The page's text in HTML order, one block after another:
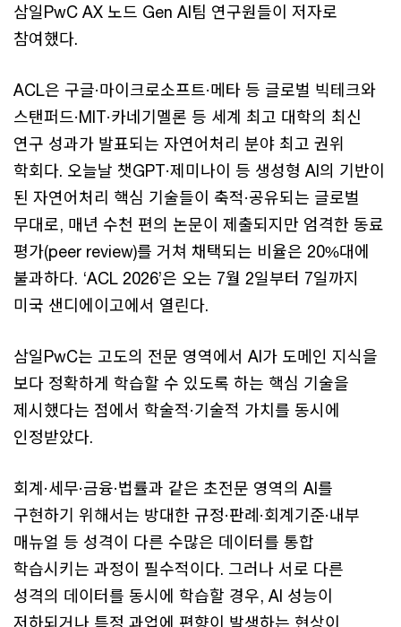
삼일PwC AX 노드 Gen AI팀 연구원들이 저자로
참여했다.
ACL은 구글·마이크로소프트·메타 등 글로벌 빅테크와
스탠퍼드·MIT·카네기멜론 등 세계 최고 대학의 최신
연구 성과가 발표되는 자연어처리 분야 최고 권위
학회다. 오늘날 챗GPT·제미나이 등 생성형 AI의 기반이
된 자연어처리 핵심 기술들이 축적·공유되는 글로벌
무대로, 매년 수천 편의 논문이 제출되지만 엄격한 동료
평가(peer review)를 거쳐 채택되는 비율은 20%대에
불과하다. ‘ACL 2026’은 오는 7월 2일부터 7일까지
미국 샌디에이고에서 열린다.
삼일PwC는 고도의 전문 영역에서 AI가 도메인 지식을
보다 정확하게 학습할 수 있도록 하는 핵심 기술을
제시했다는 점에서 학술적·기술적 가치를 동시에
인정받았다.
회계·세무·금융·법률과 같은 초전문 영역의 AI를
구현하기 위해서는 방대한 규정·판례·회계기준·내부
매뉴얼 등 성격이 다른 수많은 데이터를 통합
학습시키는 과정이 필수적이다. 그러나 서로 다른
성격의 데이터를 동시에 학습할 경우, AI 성능이
저하되거나 특정 과업에 편향이 발생하는 현상이